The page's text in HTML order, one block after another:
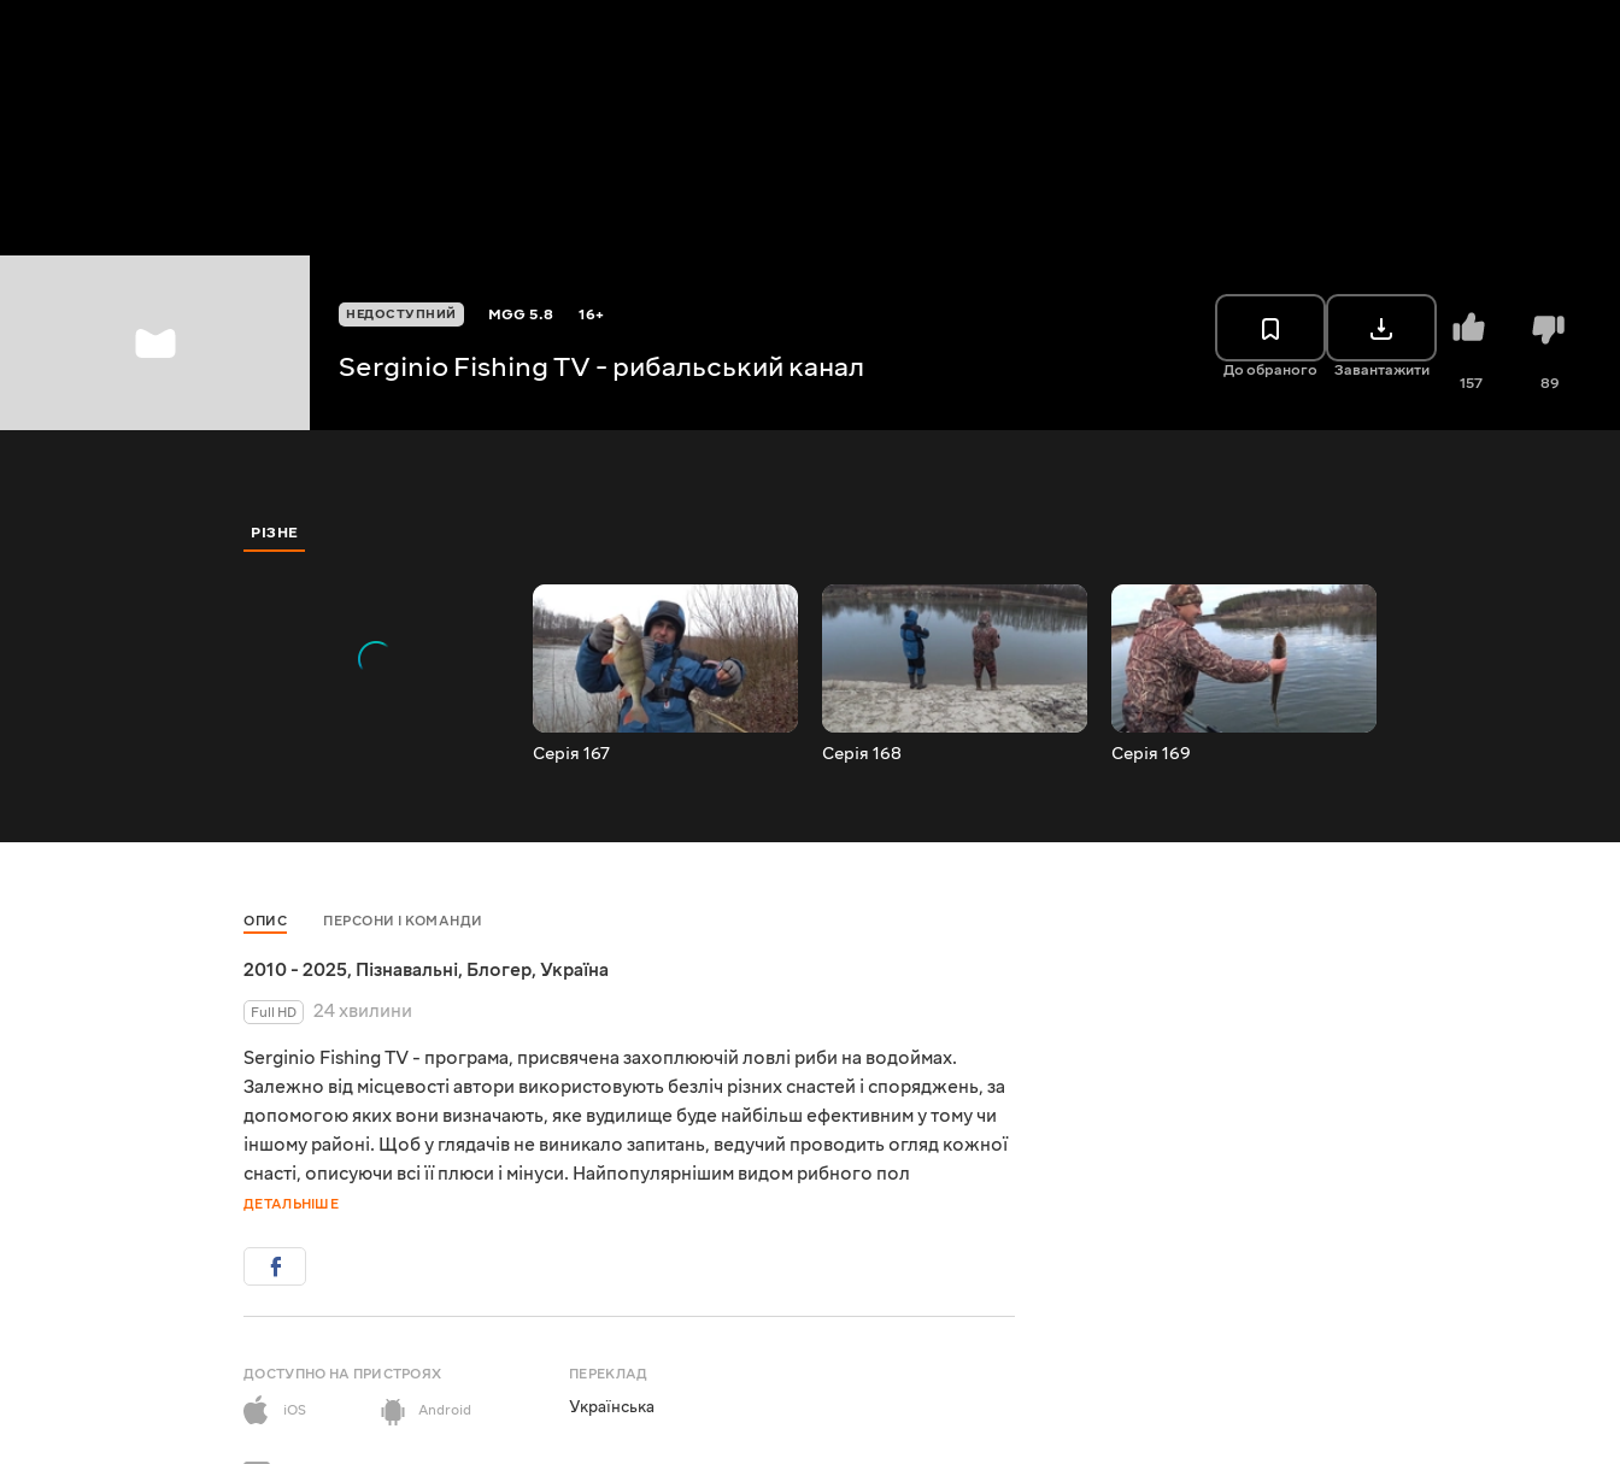
НЕДОСТУПНИЙ MGG5.8 16+
Serginio Fishing TV - рибальський канал До обраного Завантажити
157 89
РІЗНЕ
Серія 167 Серія 168 Серія 169
ОПИС ПЕРСОНИ І КОМАНДИ
2010 - 2025, Пізнавальні, Блогер, Україна
Full HD
24 хвилини
Serginio Fishing TV - програма, присвячена захоплюючій ловлі риби на водоймах.
Залежно від місцевості автори використовують безліч різних снастей і споряджень, за
допомогою яких вони визначають, яке вудилище буде найбільш ефективним у тому чи
іншому районі. Щоб у глядачів не виникало запитань, ведучий проводить огляд кожної
снасті, описуючи всі її плюси і мінуси. Найпопулярнішим видом рибного пол
ДЕТАЛЬНІШЕ
ДОСТУПНО НА ПРИСТРОЯХ
iOS
Android
ПЕРЕКЛАД
Українська